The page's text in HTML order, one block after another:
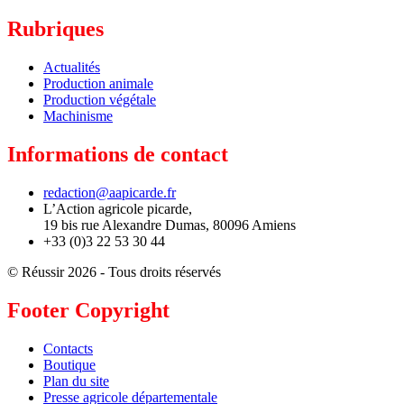
Rubriques
Actualités
Production animale
Production végétale
Machinisme
Informations de contact
redaction@aapicarde.fr
L’Action agricole picarde,
19 bis rue Alexandre Dumas, 80096 Amiens
+33 (0)3 22 53 30 44
© Réussir 2026 - Tous droits réservés
Footer Copyright
Contacts
Boutique
Plan du site
Presse agricole départementale